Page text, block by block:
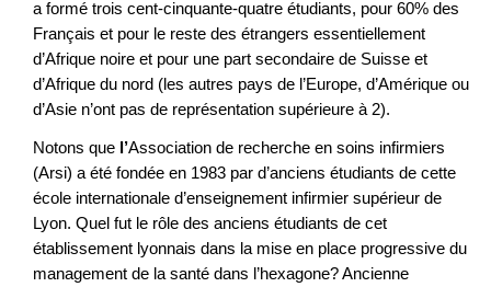
a formé trois cent-cinquante-quatre étudiants, pour 60% des
Français et pour le reste des étrangers essentiellement
d’Afrique noire et pour une part secondaire de Suisse et
d’Afrique du nord (les autres pays de l’Europe, d’Amérique ou
d’Asie n’ont pas de représentation supérieure à 2).
Notons que l’Association de recherche en soins infirmiers
(Arsi) a été fondée en 1983 par d’anciens étudiants de cette
école internationale d’enseignement infirmier supérieur de
Lyon. Quel fut le rôle des anciens étudiants de cet
établissement lyonnais dans la mise en place progressive du
management de la santé dans l’hexagone? Ancienne